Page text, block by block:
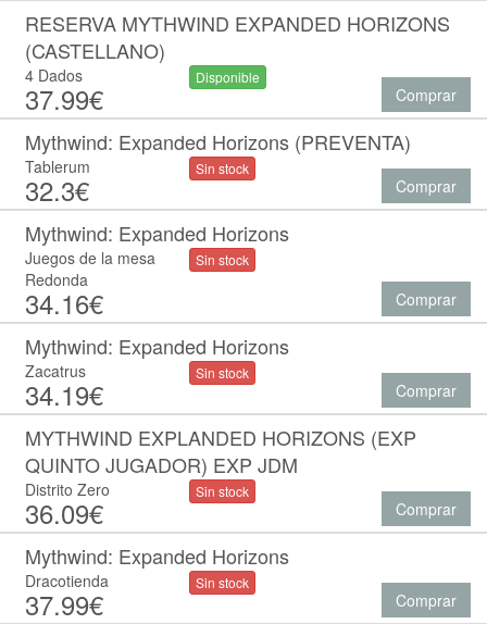
RESERVA MYTHWIND EXPANDED HORIZONS
(CASTELLANO)
4 Dados
37.99€
Disponible
Comprar
Mythwind: Expanded Horizons (PREVENTA)
Tablerum
32.3€
Sin stock
Comprar
Mythwind: Expanded Horizons
Juegos de la mesa
Redonda
34.16€
Sin stock
Comprar
Mythwind: Expanded Horizons
Zacatrus
34.19€
Sin stock
Comprar
MYTHWIND EXPLANDED HORIZONS (EXP
QUINTO JUGADOR) EXP JDM
Distrito Zero
36.09€
Sin stock
Comprar
Mythwind: Expanded Horizons
Dracotienda
37.99€
Sin stock
Comprar